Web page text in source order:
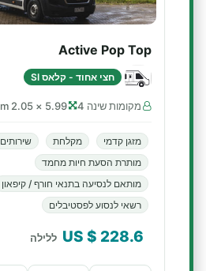
Active Pop Top
חצי אחוד - קלאס SI
מקומות שינה 4 5.99 × 2.05 m
מזגן קדמי מקלחת
שירותים
מותרת הסעת חיות מחמד
מותאם לנסיעה בתנאי חורף / קיפאון
רשאי לנסוע לפסטיבלים
228.6
$ US ללילה